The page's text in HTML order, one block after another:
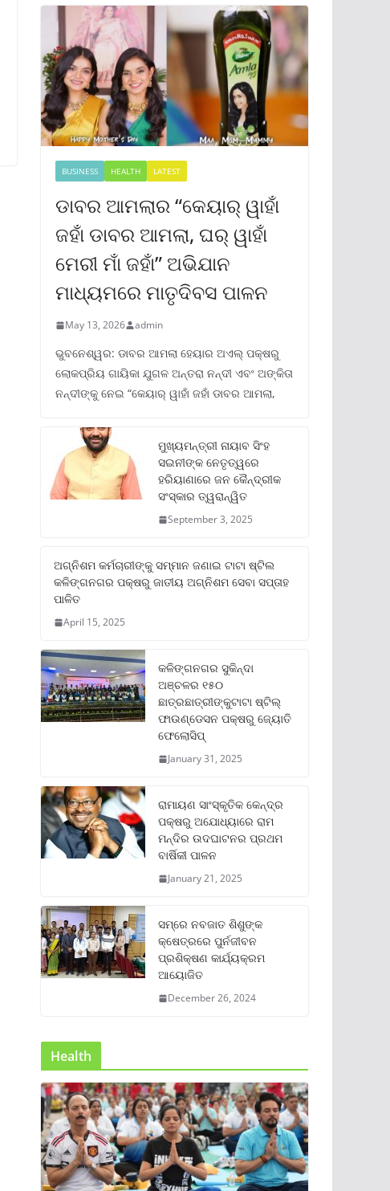
BUSINESS HEALTH LATEST
ଡାବର ଆମଲାର “କେୟାର୍ ୱାହାଁ
ଜହାଁ ଡାବର ଆମଲା, ଘର୍ ୱାହାଁ
ମେରୀ ମାଁ ଜହାଁ” ଅଭିଯାନ
ମାଧ୍ୟମରେ ମାତୃଦିବସ ପାଳନ
May 13, 2026 admin
ଭୁବନେଶ୍ୱର: ଡାବର ଆମଲା ହେୟାର ଅଏଲ୍ ପକ୍ଷରୁ
ଲୋକପ୍ରିୟ ଗାୟିକା ଯୁଗଳ ଅନ୍ତରା ନନ୍ଦୀ ଏବଂ ଅଙ୍କିତା
ନନ୍ଦୀଙ୍କୁ ନେଇ “କେୟାର୍ ୱାହାଁ ଜହାଁ ଡାବର ଆମଲା,
ମୁଖ୍ୟମନ୍ତ୍ରୀ ନାୟାବ ସିଂହ
ସଇନୀଙ୍କ ନେତୃତ୍ୱରେ
ହରିୟାଣାରେ ଜନ କୈନ୍ଦ୍ରୀକ
ସଂସ୍କାର ତ୍ୱରାନ୍ୱିତ
September 3, 2025
ଅଗ୍ନିଶମ କର୍ମଚାରୀଙ୍କୁ ସମ୍ମାନ ଜଣାଇ ଟାଟା ଷ୍ଟିଲ
କଳିଙ୍ଗନଗର ପକ୍ଷରୁ ଜାତୀୟ ଅଗ୍ନିଶମ ସେବା ସପ୍ତାହ
ପାଳିତ
April 15, 2025
କଳିଙ୍ଗନଗର ସୁକିନ୍ଦା
ଅଞ୍ଚଳର ୧୫୦
ଛାତ୍ରଛାତ୍ରୀଙ୍କୁଟାଟା ଷ୍ଟିଲ୍
ଫାଉଣ୍ଡେସନ ପକ୍ଷରୁ ଜ୍ୟୋତି
ଫେଲୋସିପ୍‌
January 31, 2025
ରାମାୟଣ ସାଂସ୍କୃତିକ କେନ୍ଦ୍ର
ପକ୍ଷରୁ ଅଯୋଧ୍ୟାରେ ରାମ
ମନ୍ଦିର ଉଦଘାଟନର ପ୍ରଥମ
ବାର୍ଷିକୀ ପାଳନ
January 21, 2025
ସମ୍‌ରେ ନବଜାତ ଶିଶୁଙ୍କ
କ୍ଷେତ୍ରରେ ପୁର୍ନଜୀବନ
ପ୍ରଶିକ୍ଷଣ କାର୍ଯ୍ୟକ୍ରମ
ଆୟୋଜିତ
December 26, 2024
Health